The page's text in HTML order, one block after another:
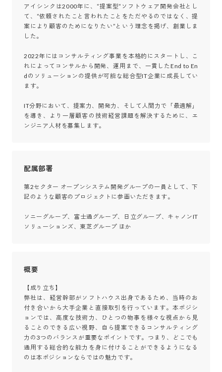
アイシンクは2000年に、“提案型“ソフトウェア開発会社とし
て、“依頼されたこと言われたことをただやるのではなく、提
案により顧客のためになりたい”という理念を掲げ、創業しま
した。
2022年にはコンサルティング事業を本格的にスタートし、こ
れによってコンサルから開発、運用まで、一貫したEnd to En
dのソリューションの提供が可能な総合型IT企業に成長してい
ます。
IT分野において、提案力、開発力、そして人間力で「最適解」
を導き、より一層顧客の技術経営課題を解決するために、エ
ンジニア人材を募集します。
配属部署
第2セクター オープンシステム開発グループの一員として、下
記のような顧客のプロジェクトに参画いただきます。
ソニーグループ、富士通グループ、日立グループ、キャノンIT
ソリューションズ、東芝グループ ほか
概要
【成り立ち】
弊社は、経営幹部がソフトハウス出身であるため、当時のお
付き合いから大手企業と直接取引を行っています。本ポジシ
ョンでは、高度な技術力、ひとつの物事を様々な視点から見
ることのできる広い視野、自ら提案できるコンサルティング
力の3つのバランスが重要なポイントです。つまり、どこでも
通用する総合的な能力を身に付けることができるようになる
のは本ポジションならではの魅力です。